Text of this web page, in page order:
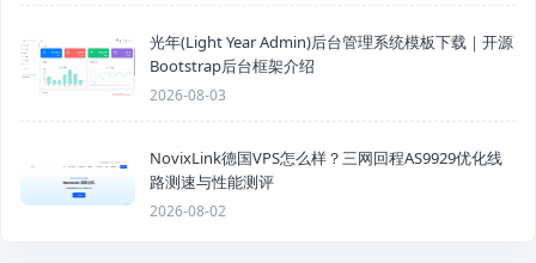
光年(Light Year Admin)后台管理系统模板下载｜开源
Bootstrap后台框架介绍
2026-08-03
NovixLink德国VPS怎么样？三网回程AS9929优化线
路测速与性能测评
2026-08-02